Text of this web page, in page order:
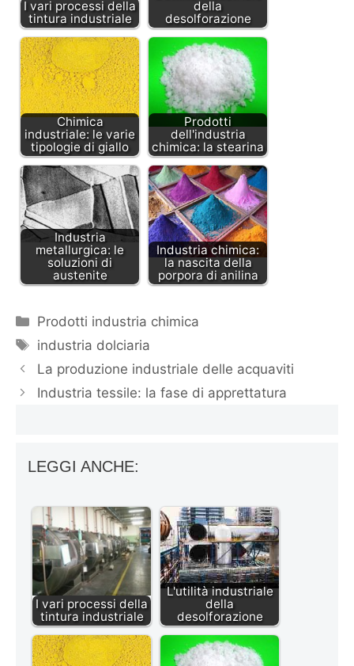
I vari processi della
tintura industriale
della
desolforazione
Chimica
industriale: le varie
tipologie di giallo
Prodotti
dell'industria
chimica: la stearina
Industria
metallurgica: le
soluzioni di
austenite
Industria chimica:
la nascita della
porpora di anilina
Categorie
Prodotti industria chimica
Tag
industria dolciaria
La produzione industriale delle acquaviti
Industria tessile: la fase di apprettatura
LEGGI ANCHE:
I vari processi della
tintura industriale
L'utilità industriale
della
desolforazione